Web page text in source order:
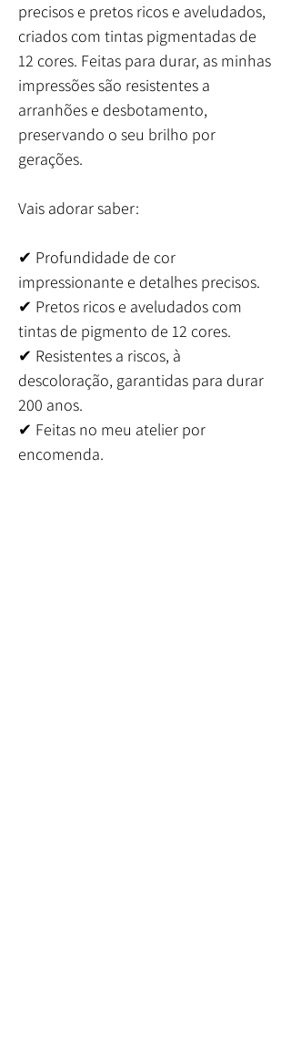
precisos e pretos ricos e aveludados,
criados com tintas pigmentadas de
12 cores. Feitas para durar, as minhas
impressões são resistentes a
arranhões e desbotamento,
preservando o seu brilho por
gerações.
Vais adorar saber:
✔ Profundidade de cor
impressionante e detalhes precisos.
✔ Pretos ricos e aveludados com
tintas de pigmento de 12 cores.
✔ Resistentes a riscos, à
descoloração, garantidas para durar
200 anos.
✔ Feitas no meu atelier por
encomenda.